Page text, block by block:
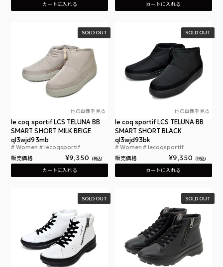
カートに入れる カートに入れる
他の画像を見る
ルコックスポルティフ LCS テルナ BB スマート
le coq sportif LCS TELUNA BB
SMART SHORT MILK BEIGE
ql3wjd93mb
Women lecoqsportif
販売価格 ¥9,350 税込
SOLD OUT
カートに入れる
他の画像を見る
le coq sportif LCS TELUNA BB
SMART SHORT BLACK
ql3wjd93bk
Women lecoqsportif
販売価格 ¥9,350 税込
SOLD OUT
カートに入れる
SOLD OUT SOLD OUT